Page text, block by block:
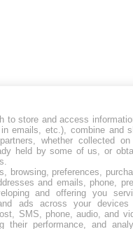
to store and access
emails, etc.), combine and
whether collected
held by some of us, or
browsing, preferences,
and emails, phone,
and offering you
ads across your devices
SMS, phone, audio, and
their performance, and